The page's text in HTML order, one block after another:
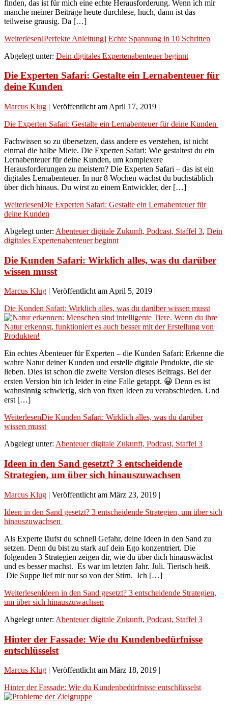
finden, das ist für mich eine echte Herausforderung. Wenn ich mir
manche meiner Beiträge heute durchlese, huch, dann ist das
teilweise grausig. Da […]
Weiterlesen[Perfekte Anleitung] Echte Spannung in 10 Schritten
Abgelegt unter: Dein digitales Expertenabenteuer beginnt
Die Experten Safari: Gestalte ein Lernabenteuer für
deine Kunden
Marcus Klug | Veröffentlicht am April 17, 2019 |
Die Experten Safari: Gestalte ein Lernabenteuer für deine Kunden
Fachwissen so zu übersetzen, dass andere es verstehen, ist nicht
einmal die halbe Miete. Die Experten Safari: Wie gestaltest du ein
Lernabenteuer für deine Kunden, um komplexere
Herausforderungen zu meistern? Die Experten Safari – das ist ein
digitales Lernabenteuer. In nur 8 Wochen wächst du buchstäblich
über dich hinaus. Du wirst zu einem Entwickler, der […]
WeiterlesenDie Experten Safari: Gestalte ein Lernabenteuer für
deine Kunden
Abgelegt unter: Abenteuer digitale Zukunft, Podcast, Staffel 3, Dein
digitales Expertenabenteuer beginnt
Die Kunden Safari: Wirklich alles, was du darüber
wissen musst
Marcus Klug | Veröffentlicht amApril 5, 2019 |
Die Kunden Safari: Wirklich alles, was du darüber wissen musst
Ein echtes Abenteuer für Experten – die Kunden Safari: Erkenne die
wahre Natur deiner Kunden und erstelle digitale Produkte, die sie
lieben. Dies ist schon die zweite Version dieses Beitrags. Bei der
ersten Version bin ich leider in eine Falle getappt. 😀 Denn es ist
wahnsinnig schwierig, sich von fixen Ideen zu verabschieden. Und
erst […]
WeiterlesenDie Kunden Safari: Wirklich alles, was du darüber
wissen musst
Abgelegt unter: Abenteuer digitale Zukunft, Podcast, Staffel 3
Ideen in den Sand gesetzt? 3 entscheidende
Strategien, um über sich hinauszuwachsen
Marcus Klug | Veröffentlicht am März 23, 2019 |
Ideen in den Sand gesetzt? 3 entscheidende Strategien, um über sich
hinauszuwachsen
Als Experte läufst du schnell Gefahr, deine Ideen in den Sand zu
setzen. Denn du bist zu stark auf dein Ego konzentriert. Die
folgenden 3 Strategien zeigen dir, wie du über dich hinauswächst
und es besser machst. Es war im letzten Jahr. Juli. Tierisch heiß.
Die Suppe lief mir nur so von der Stirn. Ich […]
WeiterlesenIdeen in den Sand gesetzt? 3 entscheidende Strategien,
um über sich hinauszuwachsen
Abgelegt unter: Abenteuer digitale Zukunft, Podcast, Staffel 3
Hinter der Fassade: Wie du Kundenbedürfnisse
entschlüsselst
Marcus Klug | Veröffentlicht am März 18, 2019 |
Hinter der Fassade: Wie du Kundenbedürfnisse entschlüsselst